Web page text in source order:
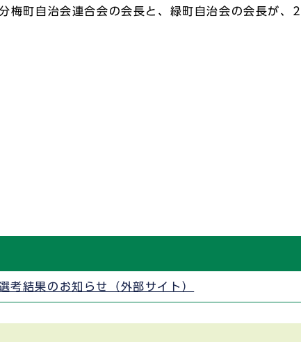
梅町自治会連合会の会長と、緑町自治会の会長が
考結果のお知らせ（外部サイト）